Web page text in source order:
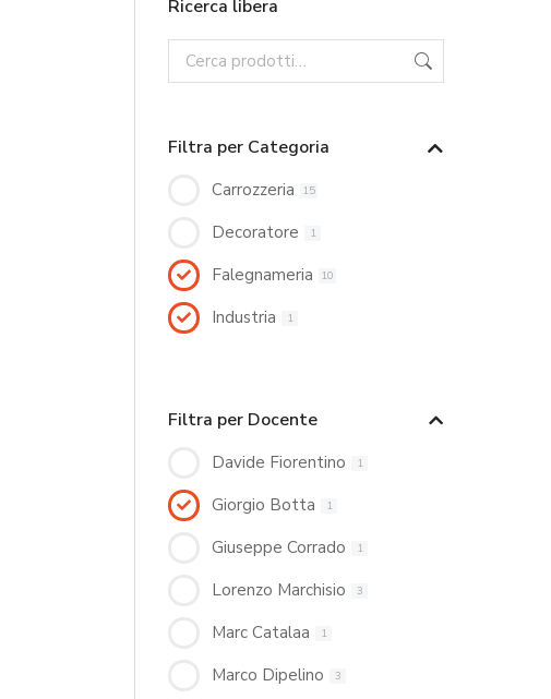
Ricerca libera
Filtra per Categoria
Carrozzeria 15
Decoratore 1
Falegnameria 10
Industria 1
Filtra per Docente
Davide Fiorentino 1
Giorgio Botta 1
Giuseppe Corrado 1
Lorenzo Marchisio 3
Marc Catalaa 1
Marco Dipelino 3